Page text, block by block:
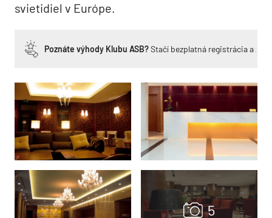
svietidiel v Európe.
Poznáte výhody Klubu ASB?Stačí bezplatná registrácia a